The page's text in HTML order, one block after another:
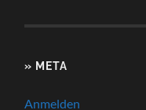
» META
Anmelden